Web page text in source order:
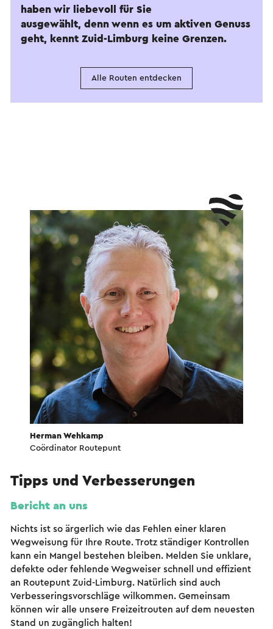
haben wir liebevoll für Sie
ausgewählt, denn wenn es um aktiven Genuss
geht, kennt Zuid-Limburg keine Grenzen.
Alle Routen entdecken
Herman Wehkamp
Coördinator Routepunt
Tipps und Verbesserungen
Bericht an uns
Nichts ist so ärgerlich wie das Fehlen einer klaren
Wegweisung für Ihre Route. Trotz ständiger Kontrollen
kann ein Mangel bestehen bleiben. Melden Sie unklare,
defekte oder fehlende Wegweiser schnell und effizient
an Routepunt Zuid-Limburg. Natürlich sind auch
Verbesseringsvorschläge wilkommen. Gemeinsam
können wir alle unsere Freizeitrouten auf dem neuesten
Stand un zugänglich halten!